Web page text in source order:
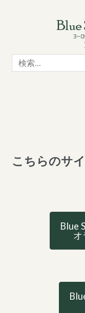
検
索:
こちらのサ
Blue
オ